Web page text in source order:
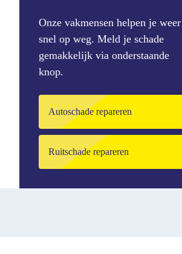
Onze vakmensen helpen je weer
snel op weg. Meld je schade
gemakkelijk via onderstaande
knop.
Autoschade repareren
Ruitschade repareren